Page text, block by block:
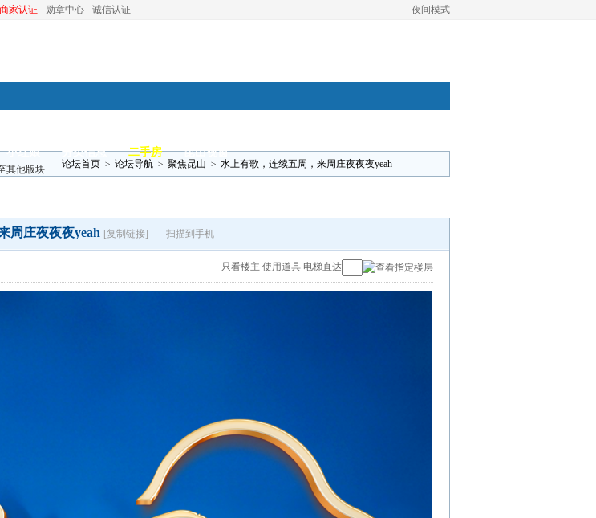
夜间模式
商家认证 勋章中心 诚信认证
小红娘 分类信息 二手房 昆山视窗
论坛首页 > 论坛导航 > 聚焦昆山 > 水上有歌，连续五周，来周庄夜夜夜yeah
周庄夜夜夜yeah [复制链接] 扫描到手机
只看楼主 使用道具 电梯直达